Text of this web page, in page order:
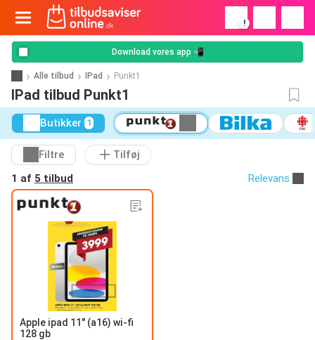
!
Download vores app 📲
Alle tilbud IPad Punkt1
IPad tilbud Punkt1
Butikker 1
Filtre
Tilføj
1 af 5 tilbud Relevans
Apple ipad 11" (a16) wi-fi
128 gb